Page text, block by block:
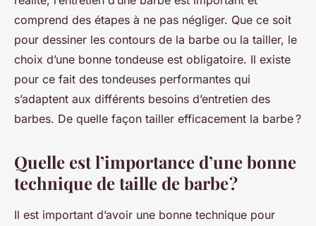
comprend des étapes à ne pas négliger. Que ce soit
pour dessiner les contours de la barbe ou la tailler, le
choix d’une bonne tondeuse est obligatoire. Il existe
pour ce fait des tondeuses performantes qui
s’adaptent aux différents besoins d’entretien des
barbes. De quelle façon tailler efficacement la barbe ?
Quelle est l’importance d’une bonne
technique de taille de barbe ?
Il est important d’avoir une bonne technique pour